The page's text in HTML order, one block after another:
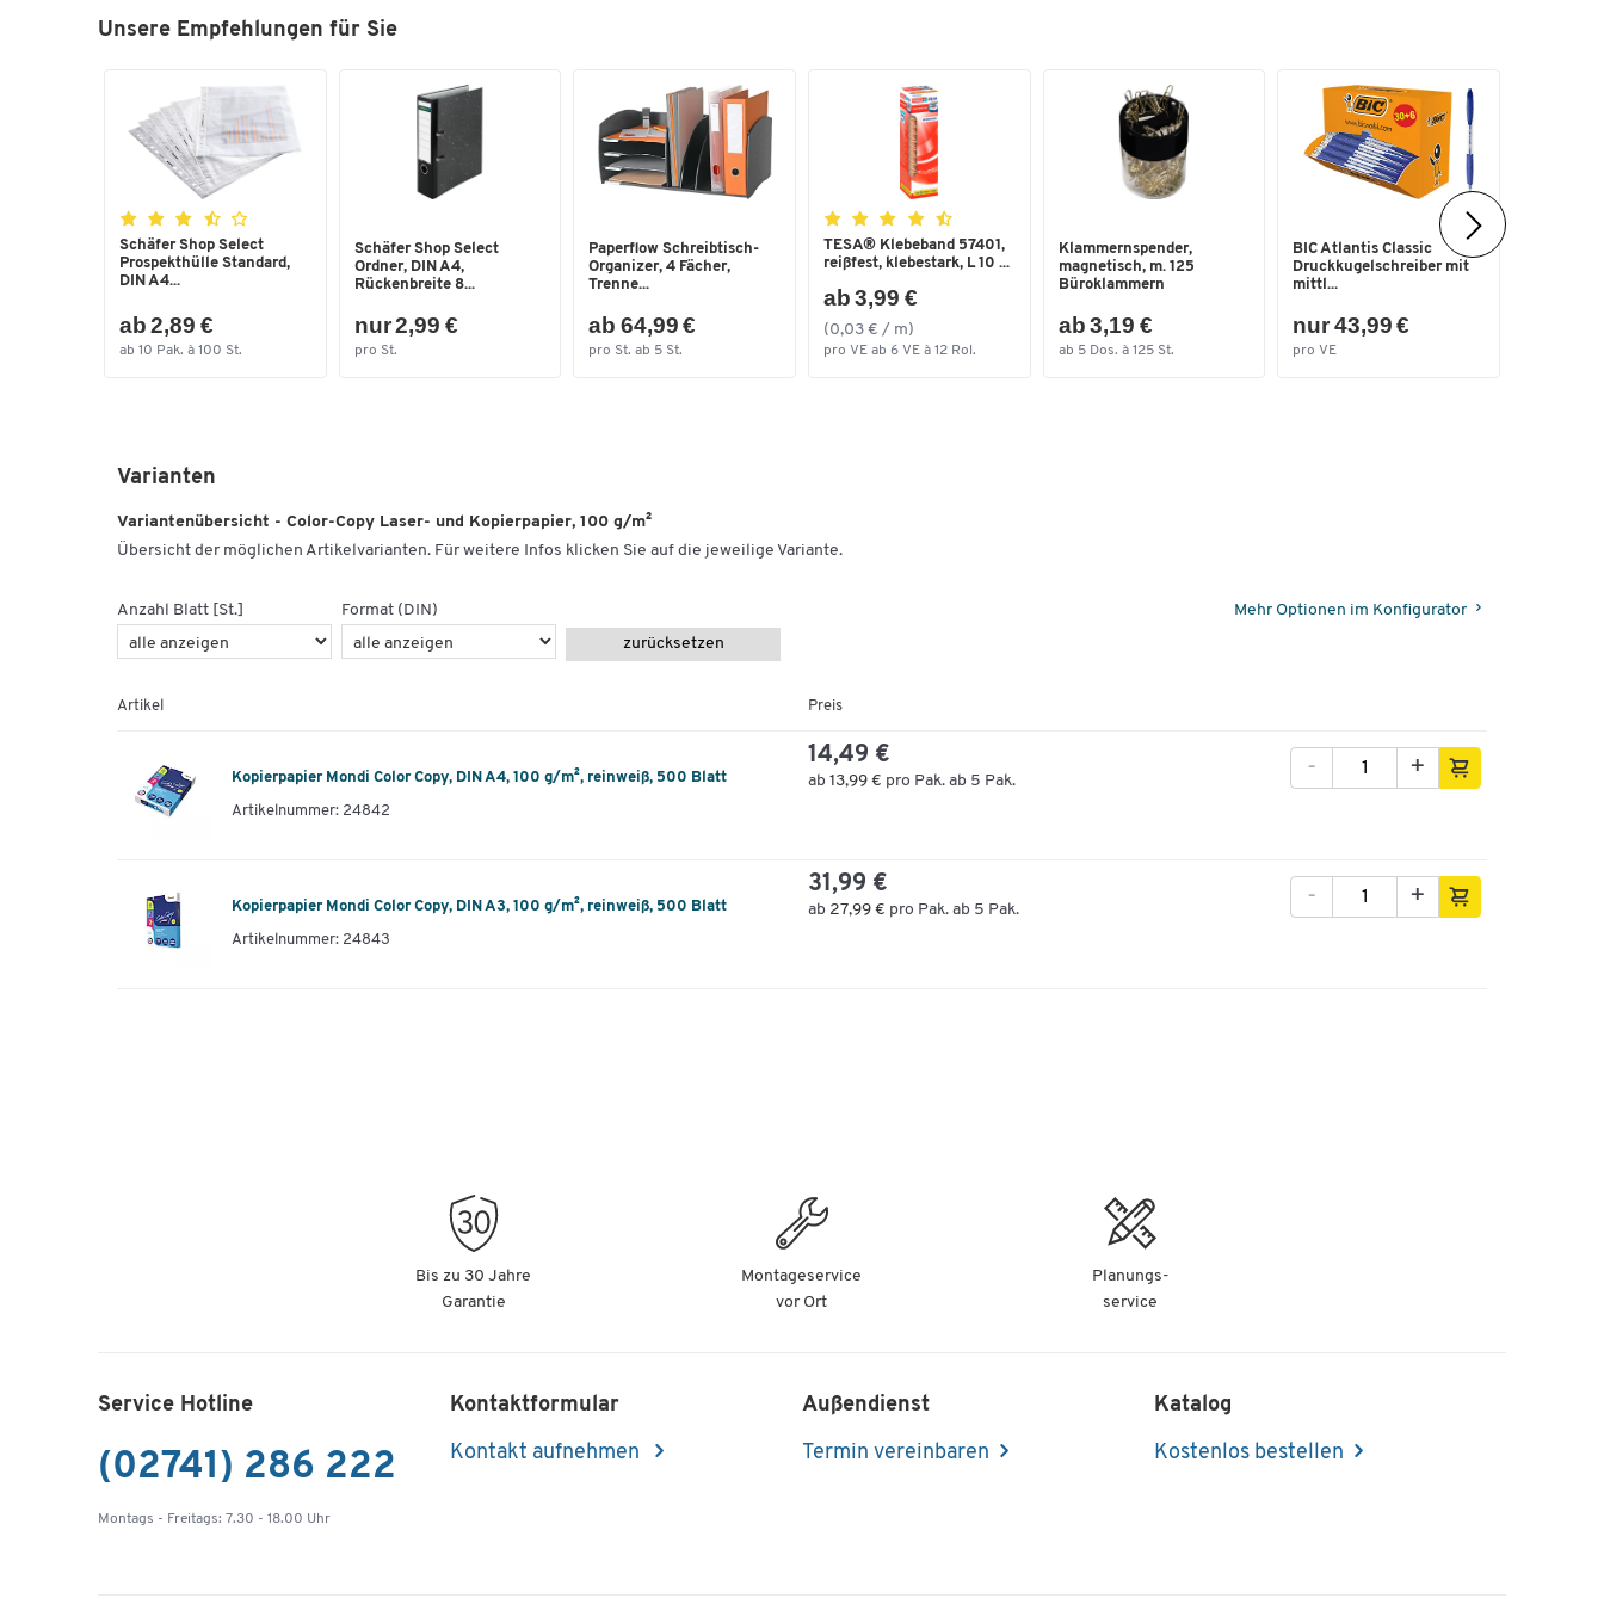
Unsere Empfehlungen für Sie
Schäfer Shop Select
Prospekthülle Standard,
DIN A4...
ab 2,89 €
ab 10 Pak. à 100 St.
Schäfer Shop Select
Ordner, DIN A4,
Rückenbreite 8...
nur 2,99 €
pro St.
Paperflow Schreibtisch-
Organizer, 4 Fächer,
Trenne...
ab 64,99 €
pro St. ab 5 St.
TESA® Klebeband 57401,
reißfest, klebestark, L 10 ...
ab 3,99 €
(0,03 € / m)
pro VE ab 6 VE à 12 Rol.
Klammernspender,
magnetisch, m. 125
Büroklammern
ab 3,19 €
ab 5 Dos. à 125 St.
BIC Atlantis Classic
Druckkugelschreiber mit
mittl...
nur 43,99 €
pro VE
Varianten
Variantenübersicht - Color-Copy Laser- und Kopierpapier, 100 g/m²
Übersicht der möglichen Artikelvarianten. Für weitere Infos klicken Sie auf die jeweilige Variante.
Anzahl Blatt [St.]
Format (DIN)
zurücksetzen
Mehr Optionen im Konfigurator
Artikel Preis
Kopierpapier Mondi Color Copy, DIN A4, 100 g/m², reinweiß, 500 Blatt
Artikelnummer: 24842
14,49 €
ab 13,99 € pro Pak. ab 5 Pak.
+
-
Kopierpapier Mondi Color Copy, DIN A3, 100 g/m², reinweiß, 500 Blatt
Artikelnummer: 24843
31,99 €
ab 27,99 € pro Pak. ab 5 Pak.
+
-
Bis zu 30 Jahre
Garantie
Montageservice
vor Ort
Planungs-
service
Service Hotline
(02741) 286 222
Montags - Freitags: 7.30 - 18.00 Uhr
Kontaktformular
Kontakt aufnehmen
Außendienst
Termin vereinbaren
Katalog
Kostenlos bestellen